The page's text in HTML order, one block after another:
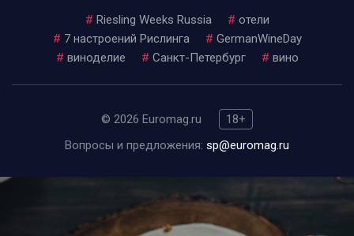
# Riesling Weeks Russia # отели
# 7 настроений Рислинга # GermanWineDay
# виноделие # Санкт-Петербург # вино
© 2026 Euromag.ru
18+
Вопросы и предложения: sp@euromag.ru